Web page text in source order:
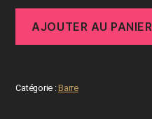
AJOUTER AU PANIER
Catégorie :Barre